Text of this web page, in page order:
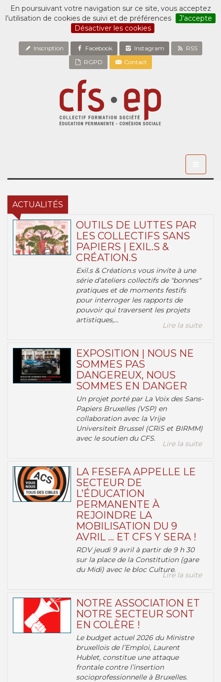
En poursuivant votre navigation sur ce site, vous acceptez
l’utilisation de cookies de suivi et de préférences
J’accepte
Désactiver les cookies
Inscription Facebook Instagram
RSS
RGPD
Contact
ACTUALITÉS
OUTILS DE LUTTES PAR
LES COLLECTIFS SANS
PAPIERS | EXIL.S &
CRÉATION.S
Exil.s & Création.s vous invite à une
série d’ateliers collectifs de "bonnes"
pratiques et de moments festifs
pour interroger les rapports de
pouvoir qui traversent les projets
artistiques,...
Lire la suite
EXPOSITION | NOUS NE
SOMMES PAS
DANGEREUX, NOUS
SOMMES EN DANGER
Un projet porté par La Voix des Sans-
Papiers Bruxelles (VSP) en
collaboration avec la Vrije
Universiteit Brussel (CRiS et BIRMM)
avec le soutien du CFS.
Lire la suite
LA FESEFA APPELLE LE
SECTEUR DE
L’ÉDUCATION
PERMANENTE À
REJOINDRE LA
MOBILISATION DU 9
AVRIL … ET CFS Y SERA !
RDV jeudi 9 avril à partir de 9 h 30
sur la place de la Constitution (gare
du Midi) avec le bloc Culture.
Lire la suite
NOTRE ASSOCIATION ET
NOTRE SECTEUR SONT
EN COLÈRE !
Le budget actuel 2026 du Ministre
bruxellois de l’Emploi, Laurent
Hublet, constitue une attaque
frontale contre l’insertion
socioprofessionnelle à Bruxelles.